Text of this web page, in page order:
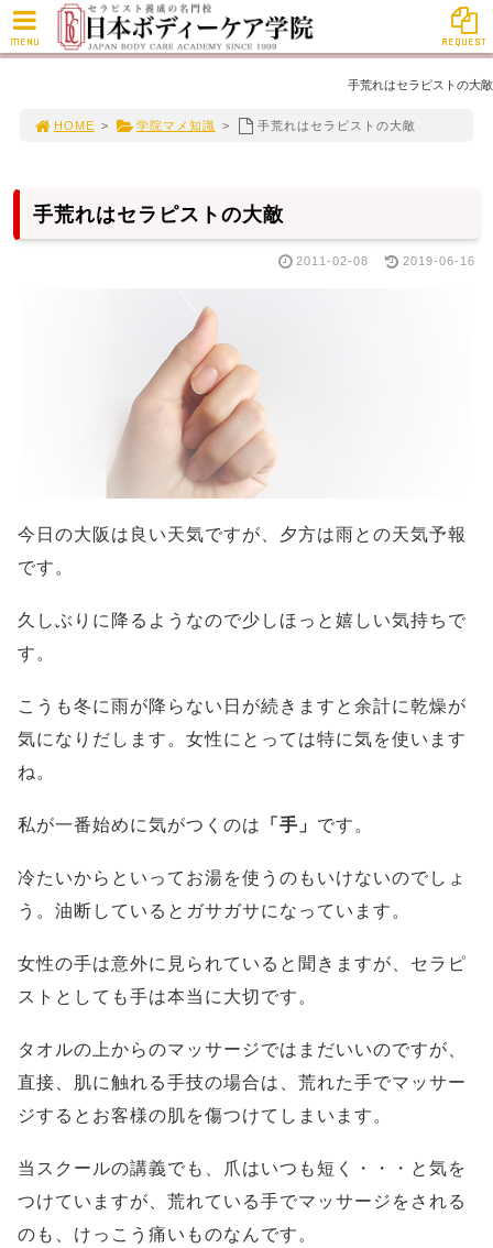
手荒れはセラピストの大敵
HOME > 学院マメ知識 > 手荒れはセラピストの大敵
手荒れはセラピストの大敵
2011-02-08 2019-06-16
今日の大阪は良い天気ですが、夕方は雨との天気予報
です。
久しぶりに降るようなので少しほっと嬉しい気持ちで
す。
こうも冬に雨が降らない日が続きますと余計に乾燥が
気になりだします。女性にとっては特に気を使います
ね。
私が一番始めに気がつくのは 「手」 です。
冷たいからといってお湯を使うのもいけないのでしょ
う。油断しているとガサガサになっています。
女性の手は意外に見られていると聞きますが、セラピ
ストとしても手は本当に大切です。
タオルの上からのマッサージではまだいいのですが、
直接、肌に触れる手技の場合は、荒れた手でマッサー
ジするとお客様の肌を傷つけてしまいます。
当スクールの講義でも、爪はいつも短く・・・と気を
つけていますが、荒れている手でマッサージをされる
のも、けっこう痛いものなんです。
MENU REQUEST